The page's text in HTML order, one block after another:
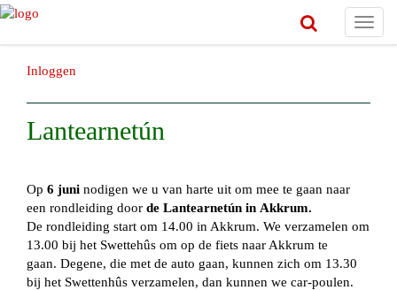
Inloggen
Lantearnetún
Op 6 juni nodigen we u van harte uit om mee te gaan naar
een rondleiding door de Lantearnetún in Akkrum.
De rondleiding start om 14.00 in Akkrum. We verzamelen om
13.00 bij het Swettehûs om op de fiets naar Akkrum te
gaan. Degene, die met de auto gaan, kunnen zich om 13.30
bij het Swettenhûs verzamelen, dan kunnen we car-poulen.